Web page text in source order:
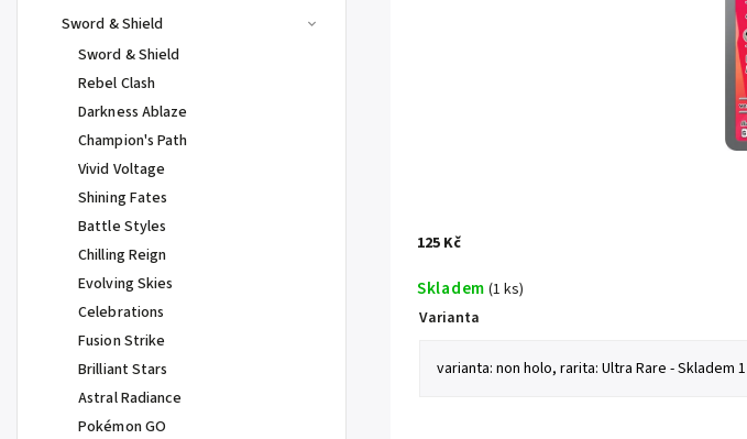
Sword & Shield
Sword & Shield
Rebel Clash
Darkness Ablaze
Champion's Path
Vivid Voltage
Shining Fates
Battle Styles
Chilling Reign
Evolving Skies
Celebrations
Fusion Strike
Brilliant Stars
Astral Radiance
Pokémon GO
125 Kč
Skladem (1 ks)
Varianta